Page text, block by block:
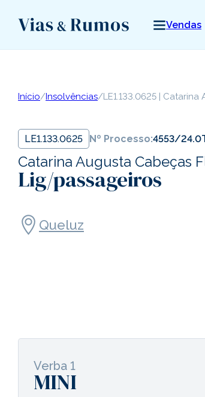
Vendas
Início/Insolvências/LE1.133.0625 |
LE1.133.0625 Nº Processo:4553/
Catarina Augusta Cabeças
Lig/passageiros
Queluz
Verba 1
MINI